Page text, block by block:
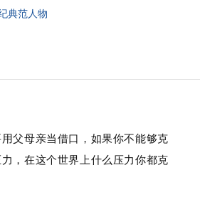
典范人物
父母亲当借口，如果你不能够克
，在这个世界上什么压力你都克